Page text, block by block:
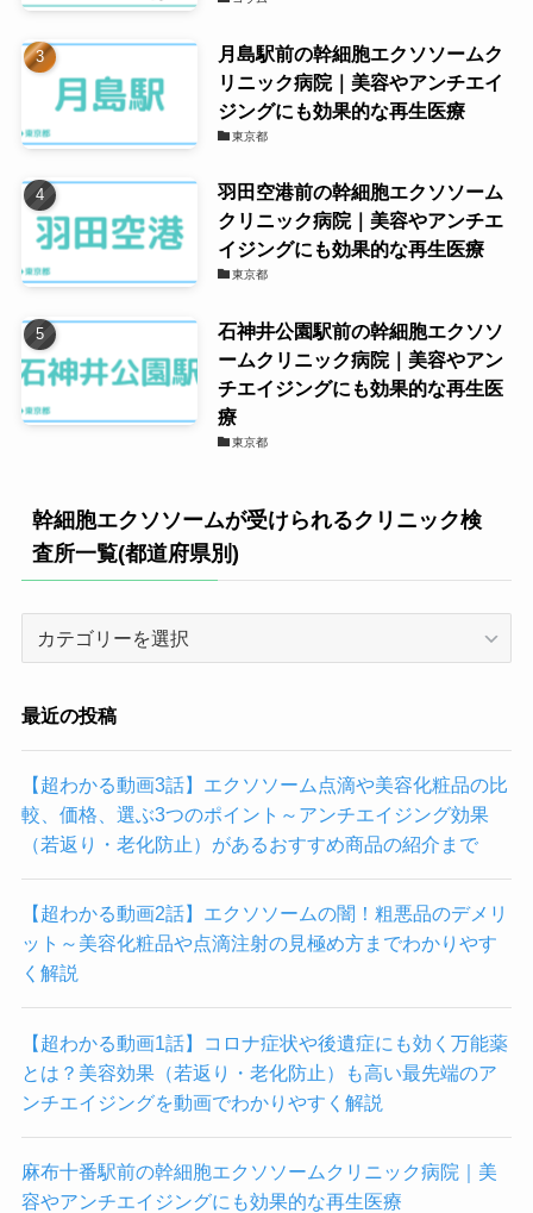
月島駅前の幹細胞エクソソームク
リニック病院｜美容やアンチエイ
ジングにも効果的な再生医療
東京都
羽田空港前の幹細胞エクソソーム
クリニック病院｜美容やアンチエ
イジングにも効果的な再生医療
東京都
石神井公園駅前の幹細胞エクソソ
ームクリニック病院｜美容やアン
チエイジングにも効果的な再生医
療
東京都
幹細胞エクソソームが受けられるクリニック検
査所一覧(都道府県別)
エ
ク
ソ
ソ
ー
受
け
ら
れ
る
ク
リ
ニ
ッ
ク
最近の投稿
【超わかる動画3話】エクソソーム点滴や美容化粧品の比
較、価格、選ぶ3つのポイント～アンチエイジング効果
（若返り・老化防止）があるおすすめ商品の紹介まで
【超わかる動画2話】エクソソームの闇！粗悪品のデメリ
ット～美容化粧品や点滴注射の見極め方までわかりやす
く解説
【超わかる動画1話】コロナ症状や後遺症にも効く万能薬
とは？美容効果（若返り・老化防止）も高い最先端のア
ンチエイジングを動画でわかりやすく解説
麻布十番駅前の幹細胞エクソソームクリニック病院｜美
容やアンチエイジングにも効果的な再生医療